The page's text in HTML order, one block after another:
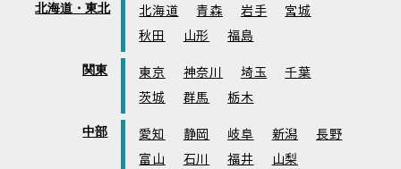
北海道・東北 北海道 青森 岩手
宮城
秋田
山形 福島
関東 東京 神奈川 埼玉
千葉
茨城
群馬 栃木
中部 愛知 静岡 岐阜 新潟
長野
富山
石川 福井 山梨